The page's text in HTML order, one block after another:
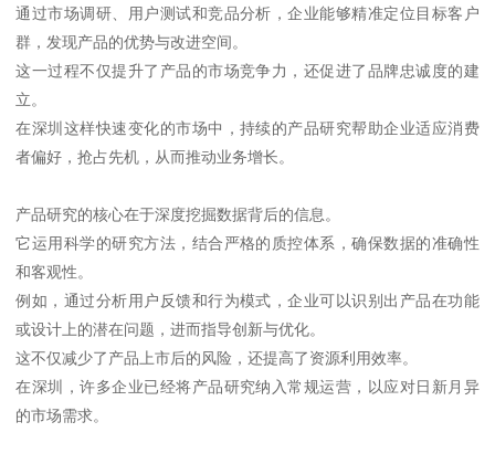
通过市场调研、用户测试和竞品分析，企业能够精准定位目标客户
群，发现产品的优势与改进空间。
这一过程不仅提升了产品的市场竞争力，还促进了品牌忠诚度的建
立。
在深圳这样快速变化的市场中，持续的产品研究帮助企业适应消费
者偏好，抢占先机，从而推动业务增长。
产品研究的核心在于深度挖掘数据背后的信息。
它运用科学的研究方法，结合严格的质控体系，确保数据的准确性
和客观性。
例如，通过分析用户反馈和行为模式，企业可以识别出产品在功能
或设计上的潜在问题，进而指导创新与优化。
这不仅减少了产品上市后的风险，还提高了资源利用效率。
在深圳，许多企业已经将产品研究纳入常规运营，以应对日新月异
的市场需求。